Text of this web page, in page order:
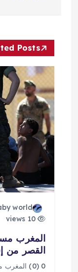
م
ق
ت
Posts
world
10 views
المغرب
القصر من
0 (0)